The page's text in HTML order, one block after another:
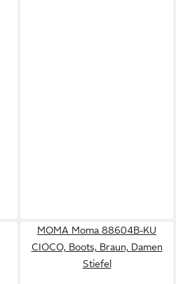
MOMA Moma 88604B-KU
CIOCO, Boots, Braun, Damen
Stiefel